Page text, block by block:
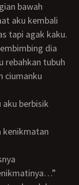
bawah
aku kembali
tapi agak kaku.
rebahkan tubuh
ciumanku
kenikmatan